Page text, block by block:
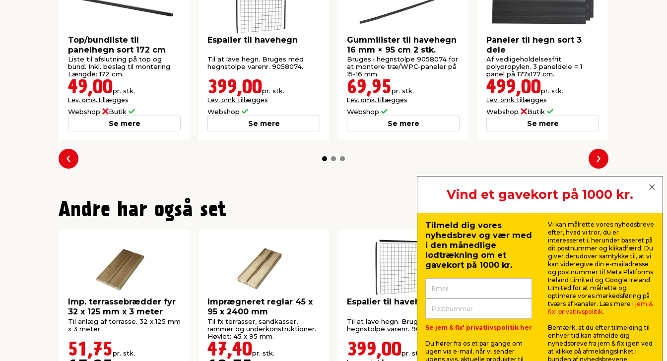
Top/bundliste til
panelhegn sort 172 cm
Liste til afslutning på top og
bund. Inkl. beslag til montering.
Længde: 172 cm.
49,00pr. stk.
Lev. omk. tillægges
Webshop Butik
Se mere
Espalier til havehegn
Til at lave hegn. Bruges med
hegnstolpe varenr. 9058074.
399,00pr. stk.
Lev. omk. tillægges
Webshop
Se mere
Gummilister til havehegn
16 mm × 95 cm 2 stk.
Bruges i hegnstolpe 9058074 for
at montere træ/WPC-paneler på
15-16 mm.
69,95pr. stk.
Lev. omk. tillægges
Webshop
Se mere
Paneler til hegn sort 3
dele
Af vedligeholdelsesfrit
polypropylen. 3 paneldele = 1
panel på 177x177 cm.
499,00pr. stk.
Lev. omk. tillægges
Webshop Butik
Se mere
Forrige Næste
Andre har også set
Imp. terrassebrædder fyr
32 x 125 mm x 3 meter
Til anlæg af terrasse. 32 x 125 mm
x 3 meter.
51,75pr. stk.
Imprægneret reglar 45 x
95 x 2400 mm
Til fx terrasser, sandkasser,
rammer og underkonstruktioner.
Høvlet: 45 x 95 mm.
47,40pr. stk.
Espalier til havehegn
Til at lave hegn. Bruges med
hegnstolpe varenr. 9058074.
399,00pr. stk.
Bagagestrop 25 mm x 5
meter - 250 kg
Til fastspænding af bagage. Med
skralde og 2 kroge. Maks.
60,00 pr. stk.
at montere
15-16 mm.
Vind et gavekort på 1000 kr.
Tilmeld dig vores
nyhedsbrev og vær med
i den månedlige
lodtrækning om et
gavekort på 1000 kr.
Se jem & fix' privatlivspolitik her
Du hører fra os et par gange om
ugen via e-mail, når vi sender
ugens avis, aktuelle produkter til
Vi kan målrette vores nyhedsbreve
efter, hvad vi tror, du er
interesseret i, herunder baseret på
dit postnummer og klikadfærd. Du
giver derudover samtykke til, at vi
kan videregive din e-mailadresse
og postnummer til Meta Platforms
Ireland Limited og Google Ireland
Limited for at målrette og
optimere vores markedsføring på
tværs af kanaler. Læs mere i jem &
fix' privatlivspolitik.
Bemærk, at du efter tilmelding til
enhver tid kan afmelde dig
nyhedsbreve fra jem & fix igen ved
at klikke på afmeldingslinket i
bunden af nyhedsbrevene.